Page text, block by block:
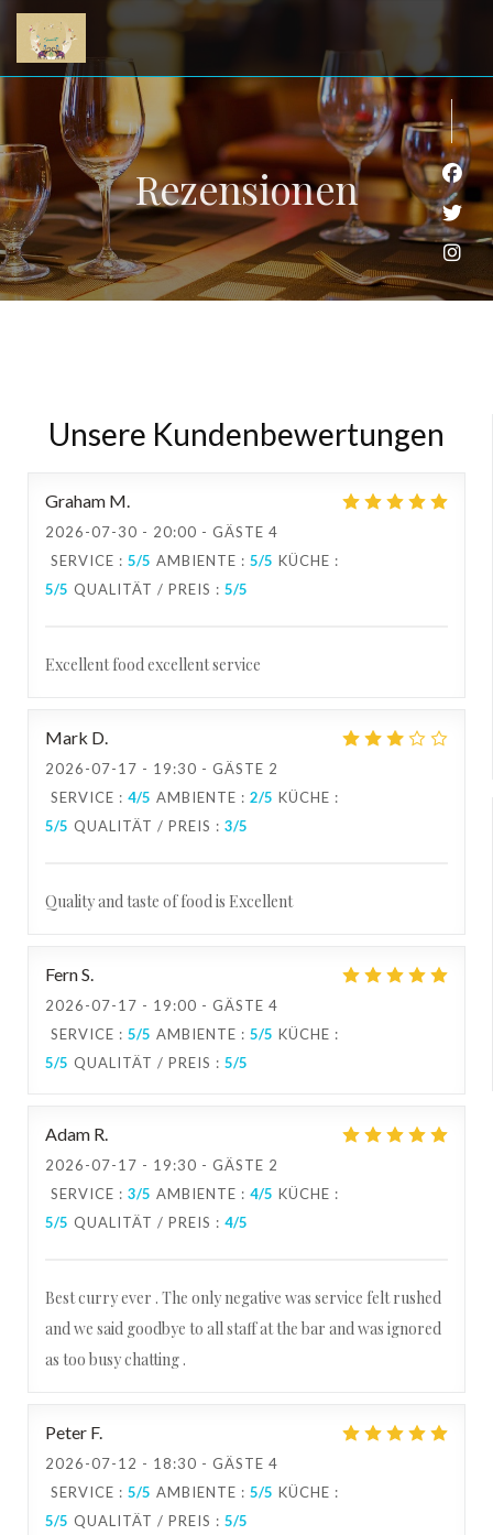
Rezensionen
Unsere Kundenbewertungen
Graham M
2026-07-30 - 20:00 - GÄSTE 4
SERVICE : 5/5 AMBIENTE : 5/5 KÜCHE :
5/5 QUALITÄT / PREIS : 5/5
Excellent food excellent service
Mark D
2026-07-17 - 19:30 - GÄSTE 2
SERVICE : 4/5 AMBIENTE : 2/5 KÜCHE :
5/5 QUALITÄT / PREIS : 3/5
Quality and taste of food is Excellent
FernS
2026-07-17 - 19:00 - GÄSTE 4
SERVICE : 5/5 AMBIENTE : 5/5 KÜCHE :
5/5 QUALITÄT / PREIS : 5/5
Adam R
2026-07-17 - 19:30 - GÄSTE 2
SERVICE : 3/5 AMBIENTE : 4/5 KÜCHE :
5/5 QUALITÄT / PREIS : 4/5
Best curry ever . The only negative was service felt rushed
and we said goodbye to all staff at the bar and was ignored
as too busy chatting .
Peter F
2026-07-12 - 18:30 - GÄSTE 4
SERVICE : 5/5 AMBIENTE : 5/5 KÜCHE :
5/5 QUALITÄT / PREIS : 5/5